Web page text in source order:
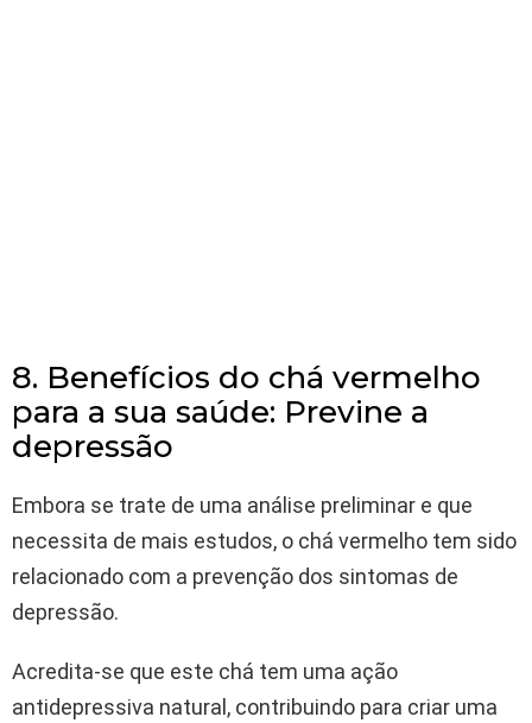
8. Benefícios do chá vermelho
para a sua saúde: Previne a
depressão
Embora se trate de uma análise preliminar e que
necessita de mais estudos, o chá vermelho tem sido
relacionado com a prevenção dos sintomas de
depressão.
Acredita-se que este chá tem uma ação
antidepressiva natural, contribuindo para criar uma